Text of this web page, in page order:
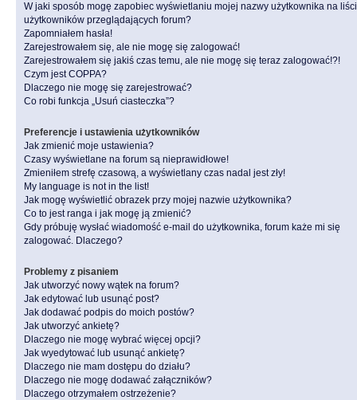
W jaki sposób mogę zapobiec wyświetlaniu mojej nazwy użytkownika na
użytkowników przeglądających forum?
Zapomniałem hasła!
Zarejestrowałem się, ale nie mogę się zalogować!
Zarejestrowałem się jakiś czas temu, ale nie mogę się teraz zalogować!?!
Czym jest COPPA?
Dlaczego nie mogę się zarejestrować?
Co robi funkcja „Usuń ciasteczka”?
Preferencje i ustawienia użytkowników
Jak zmienić moje ustawienia?
Czasy wyświetlane na forum są nieprawidłowe!
Zmieniłem strefę czasową, a wyświetlany czas nadal jest zły!
My language is not in the list!
Jak mogę wyświetlić obrazek przy mojej nazwie użytkownika?
Co to jest ranga i jak mogę ją zmienić?
Gdy próbuję wysłać wiadomość e-mail do użytkownika, forum każe mi się
zalogować. Dlaczego?
Problemy z pisaniem
Jak utworzyć nowy wątek na forum?
Jak edytować lub usunąć post?
Jak dodawać podpis do moich postów?
Jak utworzyć ankietę?
Dlaczego nie mogę wybrać więcej opcji?
Jak wyedytować lub usunąć ankietę?
Dlaczego nie mam dostępu do działu?
Dlaczego nie mogę dodawać załączników?
Dlaczego otrzymałem ostrzeżenie?